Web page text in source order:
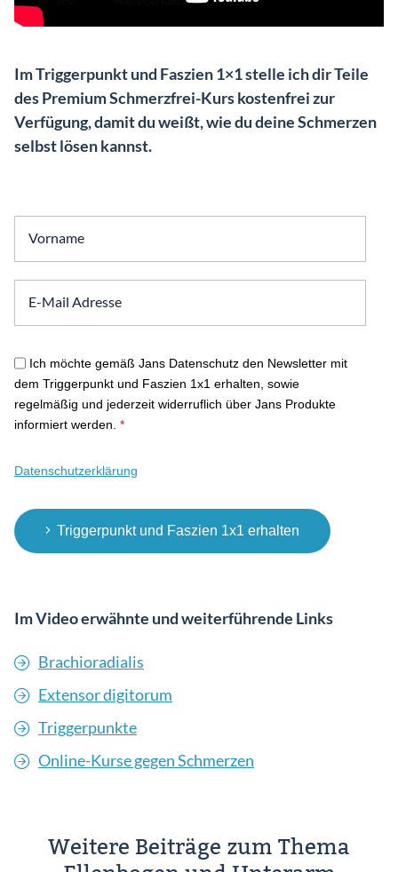
Im Triggerpunkt und Faszien 1×1 stelle ich dir Teile
des Premium Schmerzfrei-Kurs kostenfrei zur
Verfügung, damit du weißt, wie du deine Schmerzen
selbst lösen kannst.
Ich möchte gemäß Jans Datenschutz den Newsletter mit
dem Triggerpunkt und Faszien 1x1 erhalten, sowie
regelmäßig und jederzeit widerruflich über Jans Produkte
informiert werden. *
Datenschutzerklärung
Triggerpunkt und Faszien 1x1 erhalten
Im Video erwähnte und weiterführende Links
Brachioradialis
Extensor digitorum
Triggerpunkte
Online-Kurse gegen Schmerzen
Weitere Beiträge zum Thema